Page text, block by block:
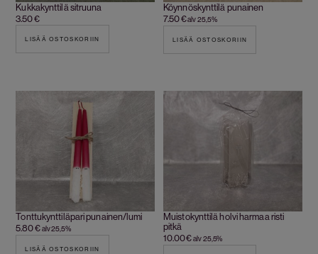
Kukkakynttilä sitruuna
3.50€
LISÄÄ OSTOSKORIIN
Köynnöskynttilä punainen
7.50€alv 25,5%
LISÄÄ OSTOSKORIIN
Tonttukynttiläpari punainen/lumi
5.80€alv 25,5%
LISÄÄ OSTOSKORIIN
Muistokynttilä holvi harmaa risti
pitkä
10.00€alv 25,5%